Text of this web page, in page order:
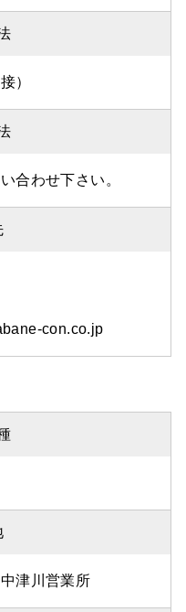
）
合わせ下さい。
con.co.jp
津川営業所